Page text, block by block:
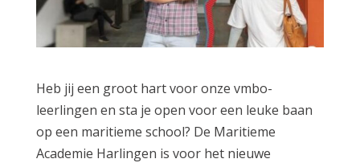
Heb jij een groot hart voor onze vmbo-
leerlingen en sta je open voor een leuke baan
op een maritieme school? De Maritieme
Academie Harlingen is voor het nieuwe